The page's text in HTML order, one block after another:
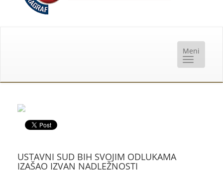
USTAVNI SUD BIH SVOJIM ODLUKAMA
IZAŠAO IZVAN NADLEŽNOSTI